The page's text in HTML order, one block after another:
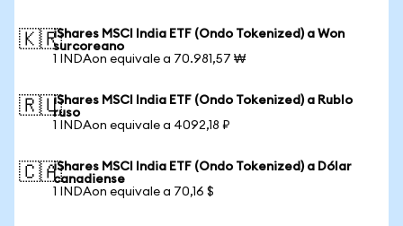
🇰🇷iShares MSCI India ETF (Ondo Tokenized) a Won
surcoreano
1 INDAon equivale a 70.981,57 ₩
🇷🇺iShares MSCI India ETF (Ondo Tokenized) a Rublo
ruso
1 INDAon equivale a 4092,18 ₽
🇨🇦iShares MSCI India ETF (Ondo Tokenized) a Dólar
canadiense
1 INDAon equivale a 70,16 $